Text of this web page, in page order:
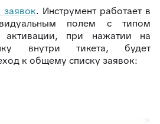
заявок. Инструмент работает в
полем с типом
активации, при нажатии на
внутри тикета, будет
к общему списку заявок: